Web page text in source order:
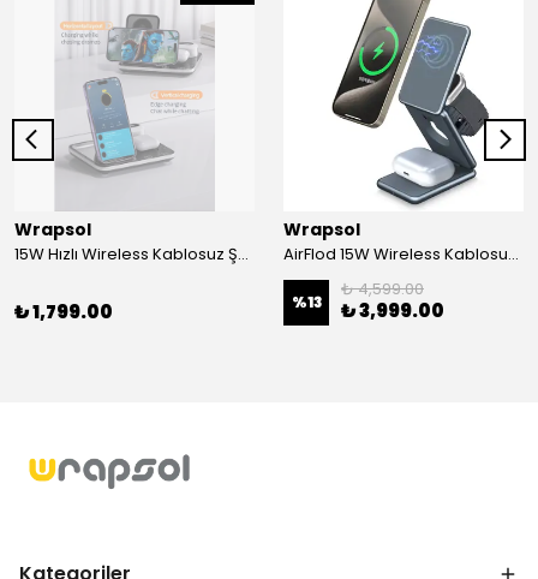
Wrapsol
15W Hızlı Wireless Kablosuz Şarj Standı 4 in 1 Masaüstü İstasyon -iPhone-android-watch-airpods Uyumlu
₺ 1,799.00
Wrapsol
AirFlod 15W Wireless Kablosuz Şarj Standı Alüminyum Katlanabilir 3in1 iPhone-android-watch-airpods
%13
₺ 4,599.00
₺ 3,999.00
Kategoriler